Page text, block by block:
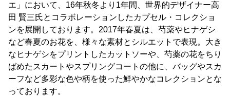
エ」において、16年秋冬より1年間、世界的デザイナー高
田 賢三氏とコラボレーションしたカプセル・コレクショ
ンを展開しております。2017年春夏は、芍薬やヒナゲシ
など春夏のお花を、様々な素材とシルエットで表現。大き
なヒナゲシをプリントしたカットソーや、芍薬の花をちり
ばめたスカートやスプリングコートの他に、バッグやスカ
ーフなど多彩な色や柄を使った鮮やかなコレクションとな
っております。